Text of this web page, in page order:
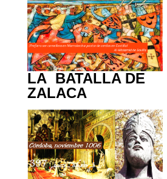
LA BATALLA DE
ZALACA